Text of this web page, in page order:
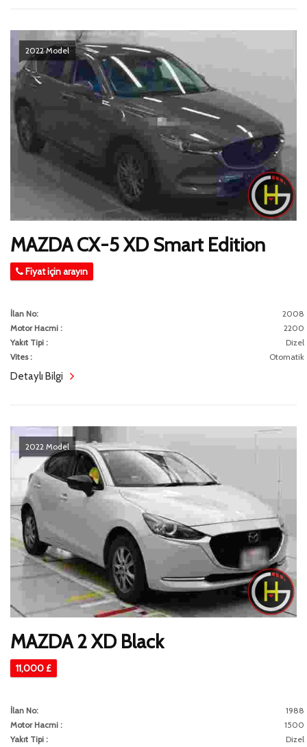
2022 Model
MAZDA CX-5 XD Smart Edition
Fiyat için arayın
İlan No:
2008
Motor Hacmi :
2200
Yakıt Tipi :
Dizel
Vites :
Otomatik
Detaylı Bilgi
2022 Model
MAZDA 2 XD Black
11,000 £
İlan No:
1988
Motor Hacmi :
1500
Yakıt Tipi :
Dizel